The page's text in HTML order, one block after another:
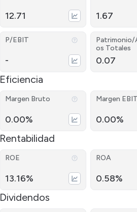
12.71 1.67
P/EBIT
-
os Totales
0.07
Eficiencia
Margen Bruto
0.00%
Margen
0.00%
Rentabilidad
ROE
13.16%
ROA
0.58%
Dividendos